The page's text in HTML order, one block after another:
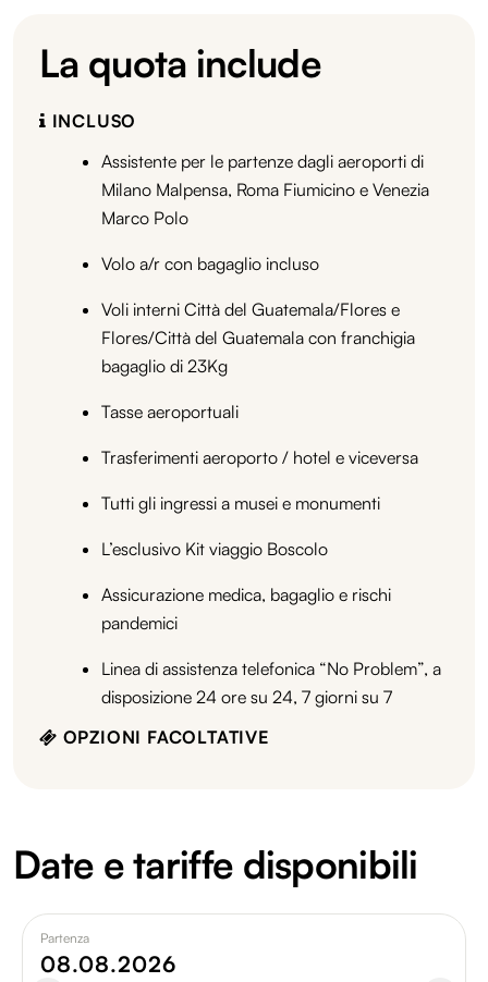
La quota include
INCLUSO
Assistente per le partenze dagli aeroporti di
Milano Malpensa, Roma Fiumicino e Venezia
Marco Polo
Volo a/r con bagaglio incluso
Voli interni Città del Guatemala/Flores e
Flores/Città del Guatemala con franchigia
bagaglio di 23Kg
Tasse aeroportuali
Trasferimenti aeroporto / hotel e viceversa
Tutti gli ingressi a musei e monumenti
L’esclusivo Kit viaggio Boscolo
Assicurazione medica, bagaglio e rischi
pandemici
Linea di assistenza telefonica “No Problem”, a
disposizione 24 ore su 24, 7 giorni su 7
OPZIONI FACOLTATIVE
Date e tariffe disponibili
Partenza
08.08.2026